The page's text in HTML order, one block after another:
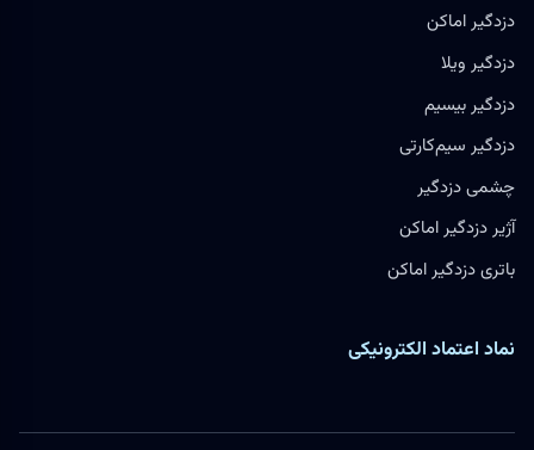
دزدگیر اماکن
دزدگیر ویلا
دزدگیر بیسیم
دزدگیر سیم‌کارتی
چشمی دزدگیر
آژیر دزدگیر اماکن
باتری دزدگیر اماکن
نماد اعتماد الکترونیکی